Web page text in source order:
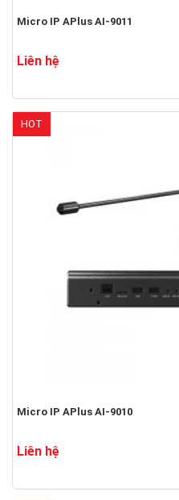
Micro IP APlus AI-9011
Liên hệ
HOT
Micro IP APlus AI-9010
Liên hệ